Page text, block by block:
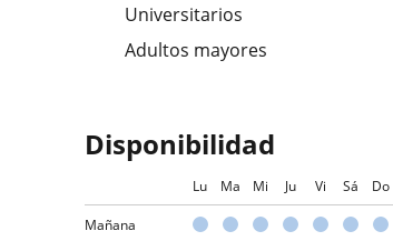
Universitarios
Adultos mayores
Disponibilidad
Lu Ma Mi Ju Vi Sá Do
Mañana